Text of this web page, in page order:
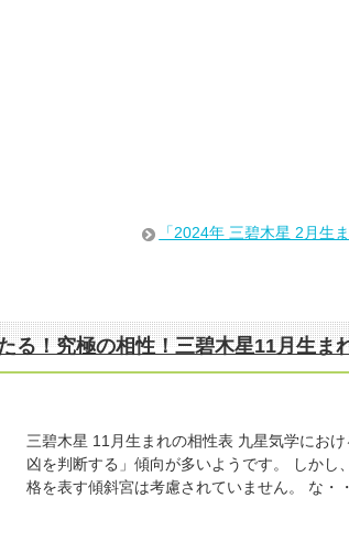
「2024年 三碧木星 2月生
る！究極の相性！三碧木星11月生
三碧木星 11月生まれの相性表 九星気学にお
凶を判断する」傾向が多いようです。 しか
格を表す傾斜宮は考慮されていません。 な・